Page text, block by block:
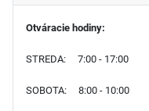
Otváracie hodiny:
STREDA: 7:00 - 17:00
SOBOTA: 8:00 - 10:00